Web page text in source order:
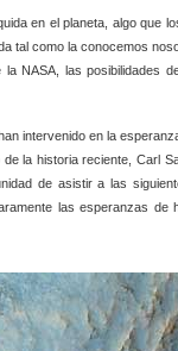
en el planeta, algo que
tal como la conocemos
NASA, las posibilidades
intervenido en la
la historia reciente, Carl
de asistir a las
las esperanzas